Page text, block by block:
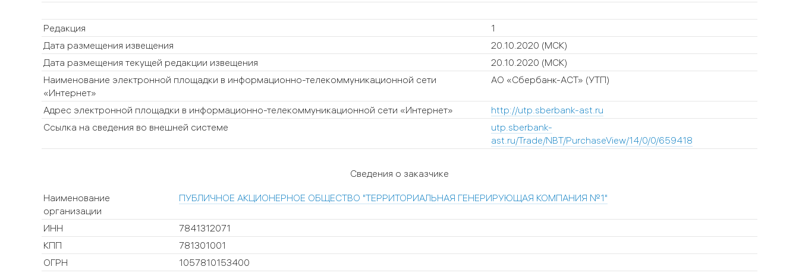
Редакция
1
Дата размещения извещения
20.10.2020 (МСК)
Дата размещения текущей редакции извещения
20.10.2020 (МСК)
Наименование электронной площадки в информационно-телекоммуникационной сети
«Интернет»
АО «Сбербанк-АСТ» (УТП)
Адрес электронной площадки в информационно-телекоммуникационной сети «Интернет»
http://utp.sberbank-ast.ru
Ссылка на сведения во внешней системе
utp.sberbank-
ast.ru/Trade/NBT/PurchaseView/14/0/0/659418
Сведения о заказчике
Наименование
организации
ПУБЛИЧНОЕ АКЦИОНЕРНОЕ ОБЩЕСТВО "ТЕРРИТОРИАЛЬНАЯ ГЕНЕРИРУЮЩАЯ КОМПАНИЯ №1"
ИНН
7841312071
КПП
781301001
ОГРН
1057810153400